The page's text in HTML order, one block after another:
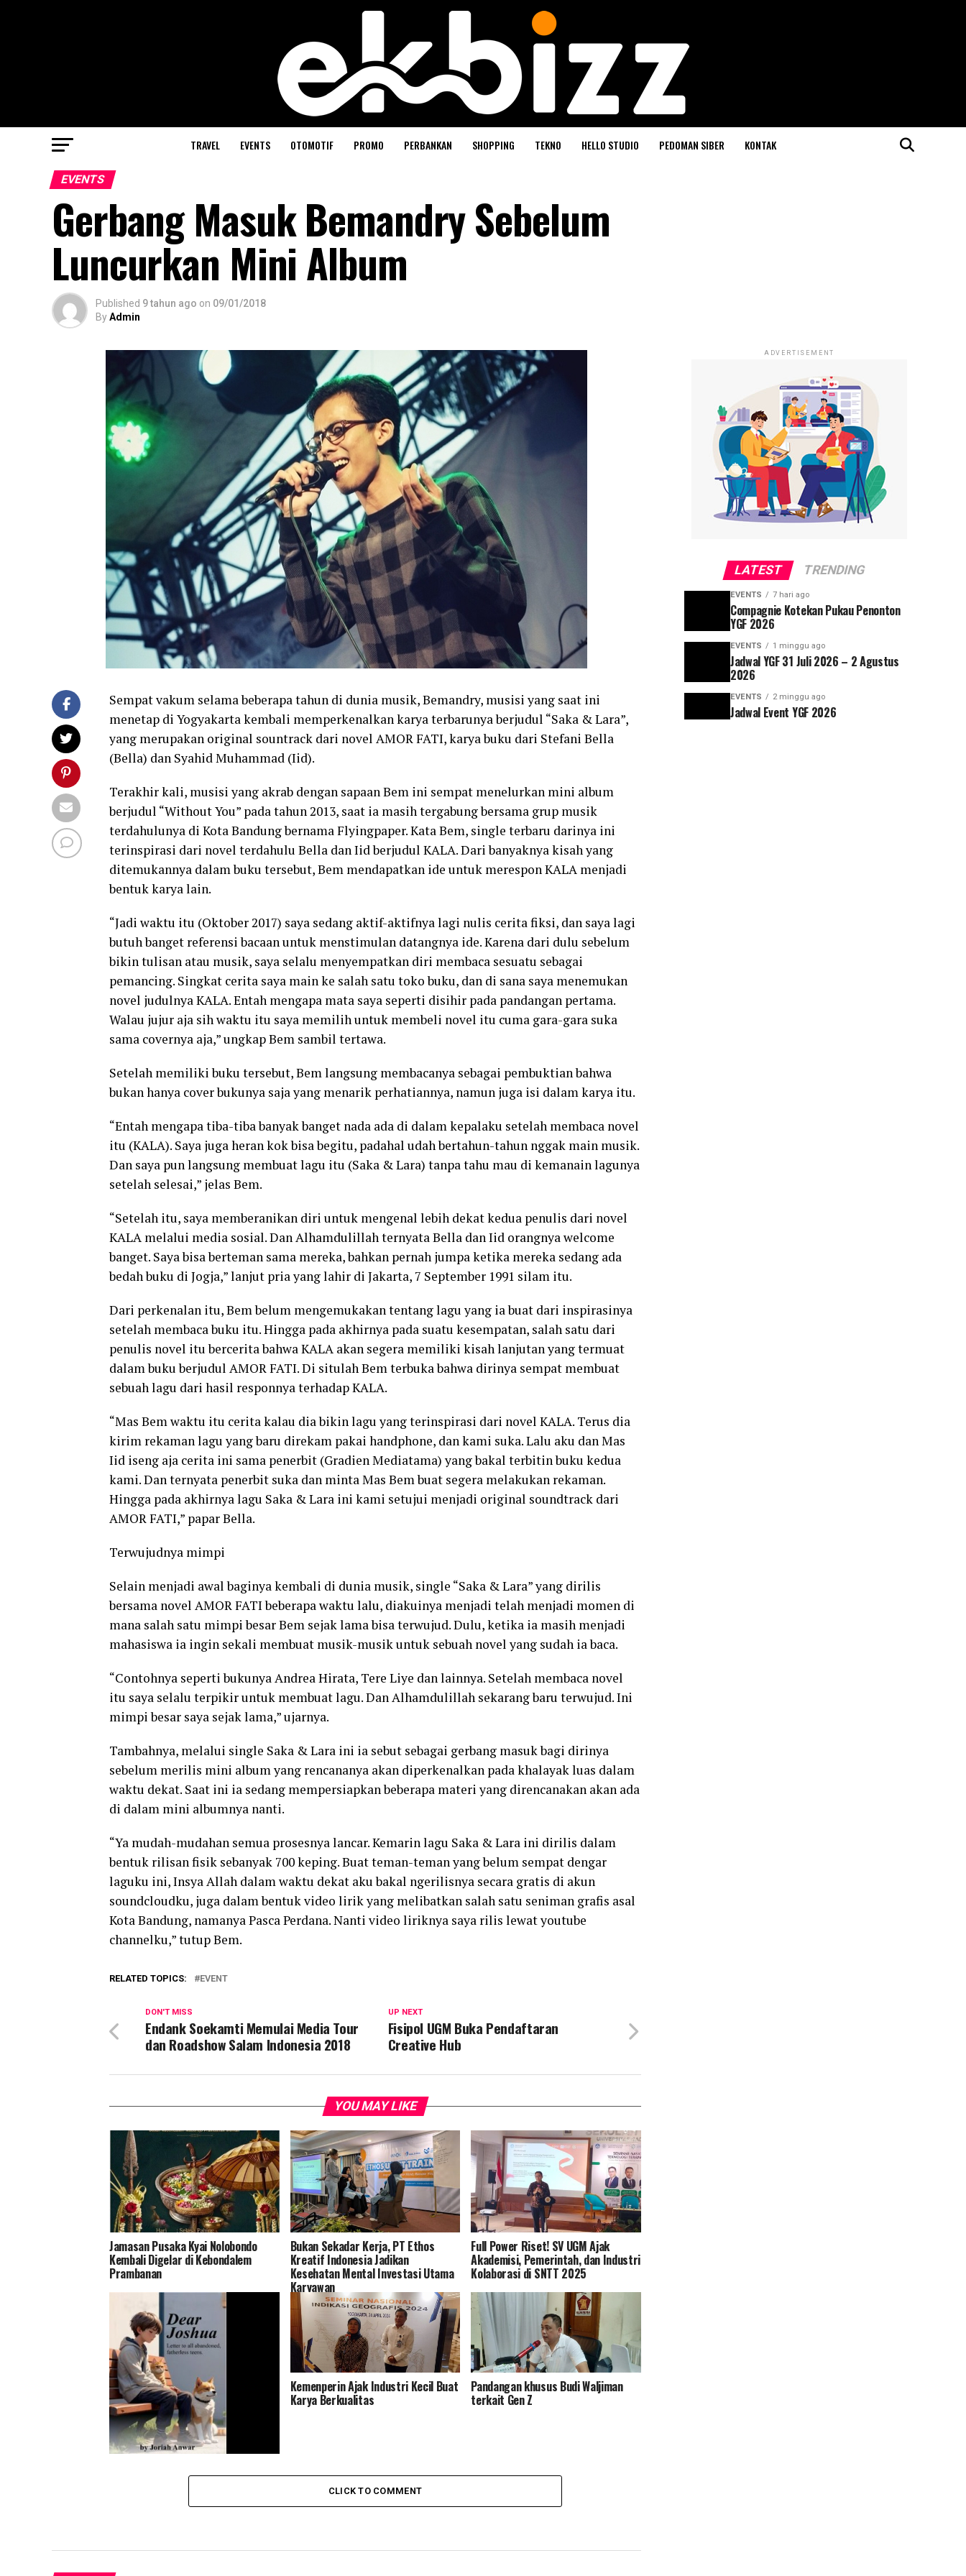
TRAVEL EVENTS OTOMOTIF PROMO PERBANKAN SHOPPING TEKNO HELLO STUDIO PEDOMAN SIBER KONTAK
EVENTS
Gerbang Masuk Bemandry Sebelum
Luncurkan Mini Album
Published 9 tahun ago on 09/01/2018
ByAdmin
Sempat vakum selama beberapa tahun di dunia musik, Bemandry, musisi yang saat ini
menetap di Yogyakarta kembali memperkenalkan karya terbarunya berjudul “Saka & Lara”,
yang merupakan original sountrack dari novel AMOR FATI, karya buku dari Stefani Bella
(Bella) dan Syahid Muhammad (Iid).
Terakhir kali, musisi yang akrab dengan sapaan Bem ini sempat menelurkan mini album
berjudul “Without You” pada tahun 2013, saat ia masih tergabung bersama grup musik
terdahulunya di Kota Bandung bernama Flyingpaper. Kata Bem, single terbaru darinya ini
terinspirasi dari novel terdahulu Bella dan Iid berjudul KALA. Dari banyaknya kisah yang
ditemukannya dalam buku tersebut, Bem mendapatkan ide untuk merespon KALA menjadi
bentuk karya lain.
“Jadi waktu itu (Oktober 2017) saya sedang aktif-aktifnya lagi nulis cerita fiksi, dan saya lagi
butuh banget referensi bacaan untuk menstimulan datangnya ide. Karena dari dulu sebelum
bikin tulisan atau musik, saya selalu menyempatkan diri membaca sesuatu sebagai
pemancing. Singkat cerita saya main ke salah satu toko buku, dan di sana saya menemukan
novel judulnya KALA. Entah mengapa mata saya seperti disihir pada pandangan pertama.
Walau jujur aja sih waktu itu saya memilih untuk membeli novel itu cuma gara-gara suka
sama covernya aja,” ungkap Bem sambil tertawa.
Setelah memiliki buku tersebut, Bem langsung membacanya sebagai pembuktian bahwa
bukan hanya cover bukunya saja yang menarik perhatiannya, namun juga isi dalam karya itu.
“Entah mengapa tiba-tiba banyak banget nada ada di dalam kepalaku setelah membaca novel
itu (KALA). Saya juga heran kok bisa begitu, padahal udah bertahun-tahun nggak main musik.
Dan saya pun langsung membuat lagu itu (Saka & Lara) tanpa tahu mau di kemanain lagunya
setelah selesai,” jelas Bem.
“Setelah itu, saya memberanikan diri untuk mengenal lebih dekat kedua penulis dari novel
KALA melalui media sosial. Dan Alhamdulillah ternyata Bella dan Iid orangnya welcome
banget. Saya bisa berteman sama mereka, bahkan pernah jumpa ketika mereka sedang ada
bedah buku di Jogja,” lanjut pria yang lahir di Jakarta, 7 September 1991 silam itu.
Dari perkenalan itu, Bem belum mengemukakan tentang lagu yang ia buat dari inspirasinya
setelah membaca buku itu. Hingga pada akhirnya pada suatu kesempatan, salah satu dari
penulis novel itu bercerita bahwa KALA akan segera memiliki kisah lanjutan yang termuat
dalam buku berjudul AMOR FATI. Di situlah Bem terbuka bahwa dirinya sempat membuat
sebuah lagu dari hasil responnya terhadap KALA.
“Mas Bem waktu itu cerita kalau dia bikin lagu yang terinspirasi dari novel KALA. Terus dia
kirim rekaman lagu yang baru direkam pakai handphone, dan kami suka. Lalu aku dan Mas
Iid iseng aja cerita ini sama penerbit (Gradien Mediatama) yang bakal terbitin buku kedua
kami. Dan ternyata penerbit suka dan minta Mas Bem buat segera melakukan rekaman.
Hingga pada akhirnya lagu Saka & Lara ini kami setujui menjadi original soundtrack dari
AMOR FATI,” papar Bella.
Terwujudnya mimpi
Selain menjadi awal baginya kembali di dunia musik, single “Saka & Lara” yang dirilis
bersama novel AMOR FATI beberapa waktu lalu, diakuinya menjadi telah menjadi momen di
mana salah satu mimpi besar Bem sejak lama bisa terwujud. Dulu, ketika ia masih menjadi
mahasiswa ia ingin sekali membuat musik-musik untuk sebuah novel yang sudah ia baca.
“Contohnya seperti bukunya Andrea Hirata, Tere Liye dan lainnya. Setelah membaca novel
itu saya selalu terpikir untuk membuat lagu. Dan Alhamdulillah sekarang baru terwujud. Ini
mimpi besar saya sejak lama,” ujarnya.
Tambahnya, melalui single Saka & Lara ini ia sebut sebagai gerbang masuk bagi dirinya
sebelum merilis mini album yang rencananya akan diperkenalkan pada khalayak luas dalam
waktu dekat. Saat ini ia sedang mempersiapkan beberapa materi yang direncanakan akan ada
di dalam mini albumnya nanti.
“Ya mudah-mudahan semua prosesnya lancar. Kemarin lagu Saka & Lara ini dirilis dalam
bentuk rilisan fisik sebanyak 700 keping. Buat teman-teman yang belum sempat dengar
laguku ini, Insya Allah dalam waktu dekat aku bakal ngerilisnya secara gratis di akun
soundcloudku, juga dalam bentuk video lirik yang melibatkan salah satu seniman grafis asal
Kota Bandung, namanya Pasca Perdana. Nanti video liriknya saya rilis lewat youtube
channelku,” tutup Bem.
RELATED TOPICS: EVENT
UP NEXT
Fisipol UGM Buka Pendaftaran
Creative Hub
DON'T MISS
Endank Soekamti Memulai Media Tour
dan Roadshow Salam Indonesia 2018
YOU MAY LIKE
Jamasan Pusaka Kyai Nolobondo
Kembali Digelar di Kebondalem
Prambanan
Bukan Sekadar Kerja, PT Ethos
Kreatif Indonesia Jadikan
Kesehatan Mental Investasi Utama
Karyawan
Full Power Riset! SV UGM Ajak
Akademisi, Pemerintah, dan Industri
Kolaborasi di SNTT 2025
Dear Joshua, Novel yang Ringan dan
Kemenperin Ajak Industri Kecil Buat
Karya Berkualitas
Pandangan khusus Budi Waljiman
terkait Gen Z
CLICK TO COMMENT
ADVERTISEMENT
LATEST TRENDING
EVENTS 7 hari ago
Compagnie Kotekan Pukau Penonton
YGF 2026
EVENTS 1 minggu ago
Jadwal YGF 31 Juli 2026 – 2 Agustus
2026
EVENTS 2 minggu ago
Jadwal Event YGF 2026